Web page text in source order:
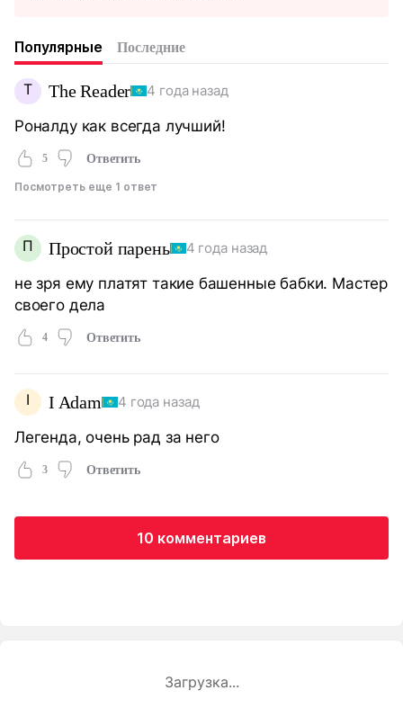
Популярные Последние
T The Reader 4 года назад
Роналду как всегда лучший!
5 Ответить
Посмотреть еще 1 ответ
П Простой парень 4 года назад
не зря ему платят такие башенные бабки. Мастер
своего дела
4 Ответить
I I Adam 4 года назад
Легенда, очень рад за него
3 Ответить
10 комментариев
Загрузка...